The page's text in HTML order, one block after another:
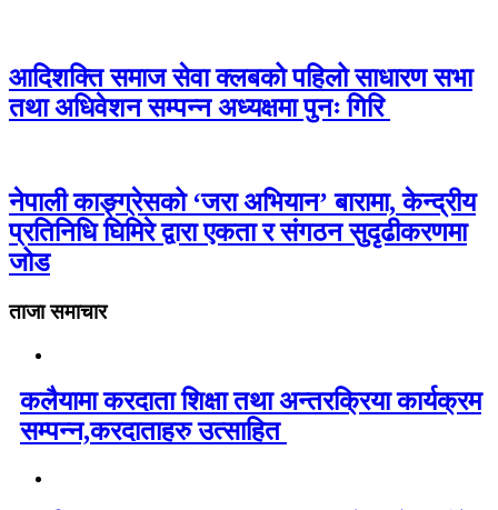
आदिशक्ति समाज सेवा क्लबको पहिलो साधारण सभा
तथा अधिवेशन सम्पन्न अध्यक्षमा पुनः गिरि
नेपाली काङ्ग्रेसको ‘जरा अभियान’ बारामा, केन्द्रीय
प्रतिनिधि घिमिरे द्वारा एकता र संगठन सुदृढीकरणमा
जोड
ताजा समाचार
कलैयामा करदाता शिक्षा तथा अन्तरक्रिया कार्यक्रम
सम्पन्न,करदाताहरु उत्साहित